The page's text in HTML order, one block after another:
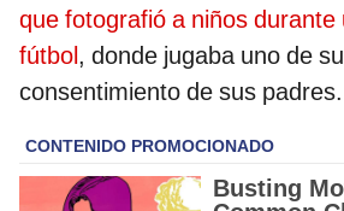
que fotografió a niños durante
fútbol, donde jugaba uno de
consentimiento de sus padres.